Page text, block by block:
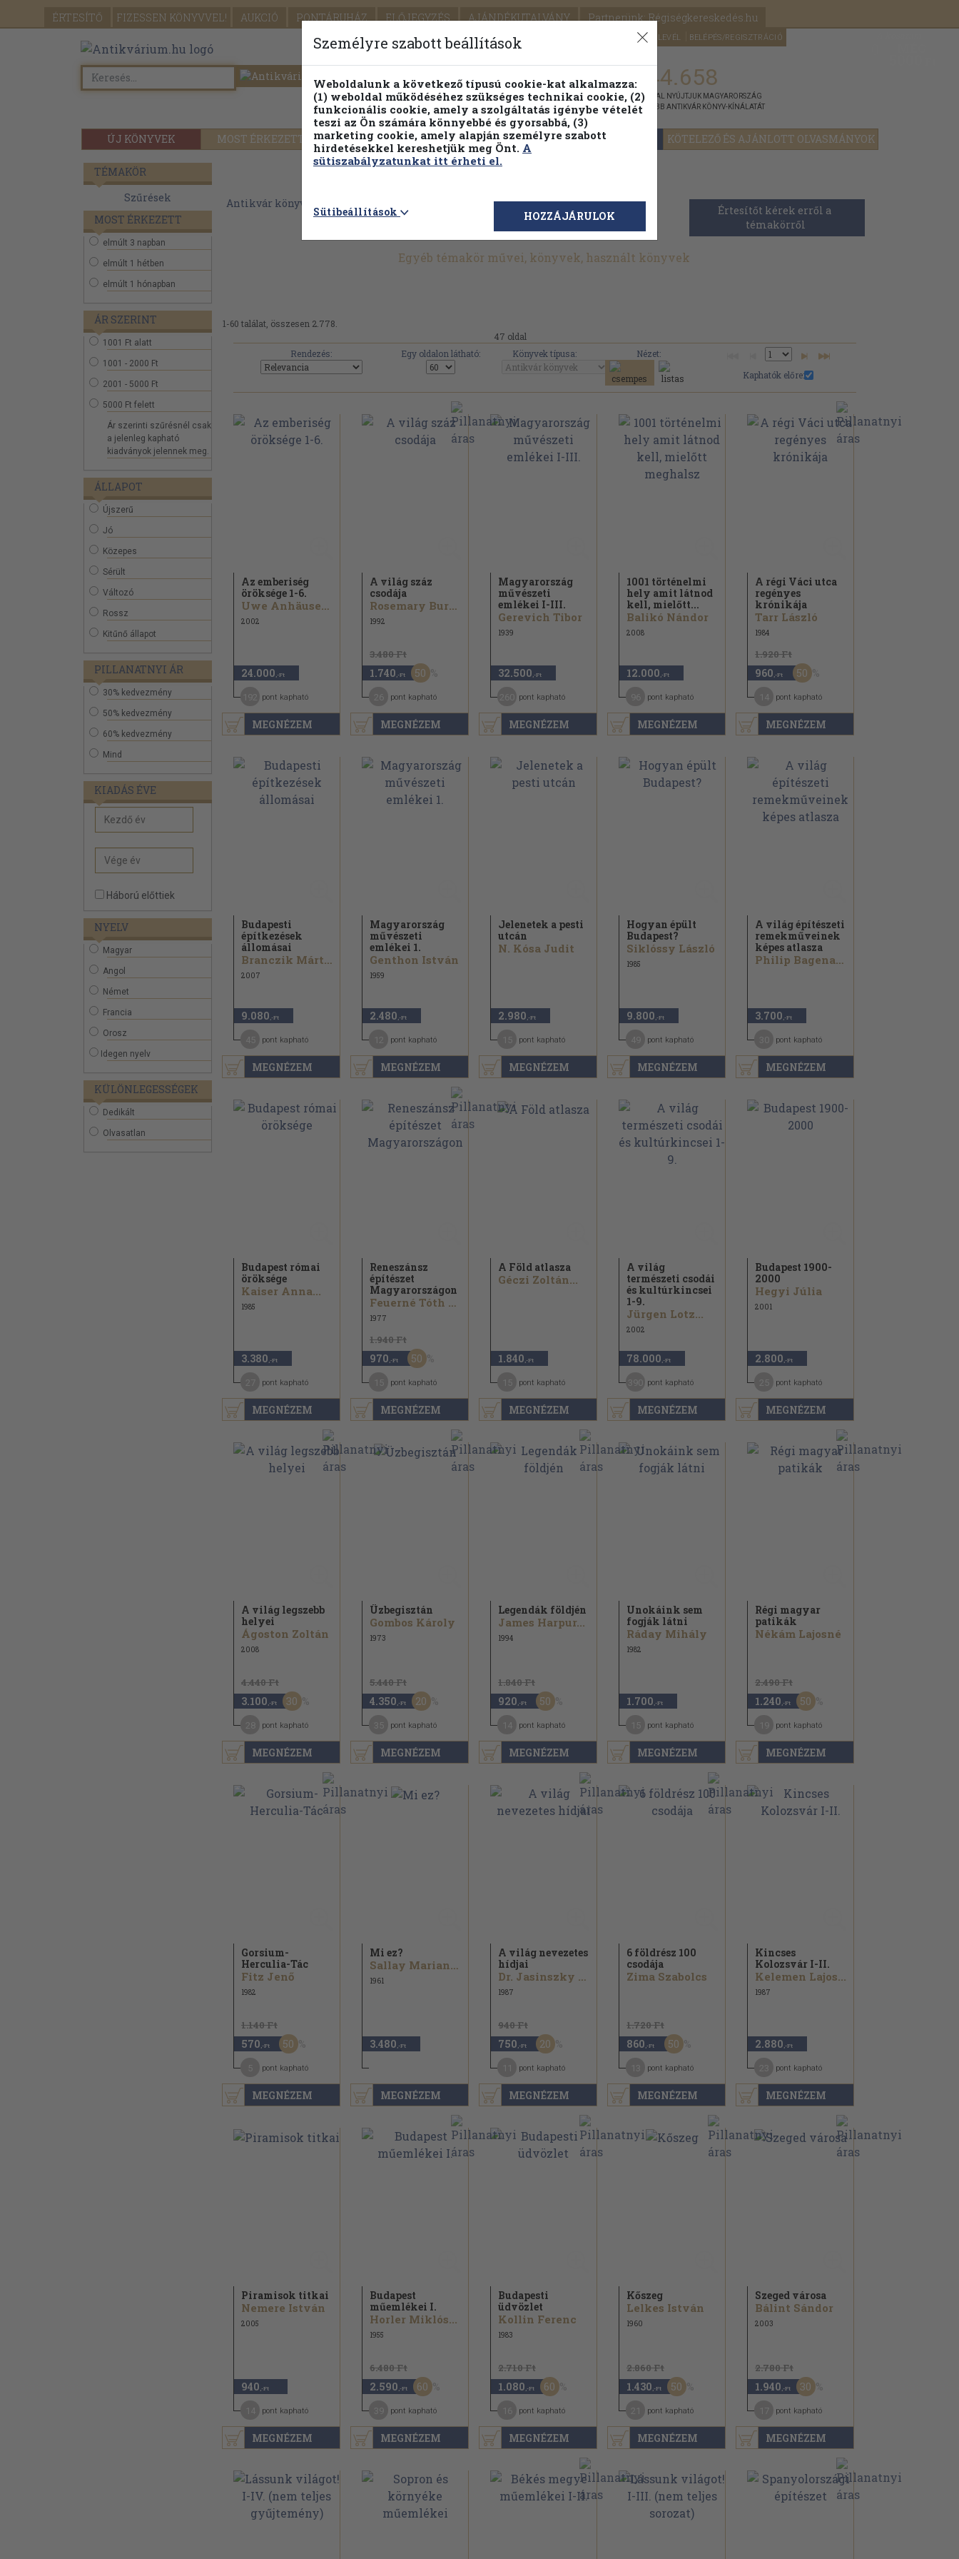
ÉRTESÍTŐ FIZESSEN KÖNYVVEL! AUKCIÓ PONTÁRUHÁZ ELŐJEGYZÉS AJÁNDÉKUTALVÁNY Partnerünk: Régiségkereskedés.hu
SEGÍTSÉG HÍRLEVÉL BELÉPÉS/REGISZTRÁCIÓ
ÚJ KÖNYVEK MOST ÉRKEZETT PILLANATNYI ÁRAINK FENNTARTHATÓ OLVASMÁNYOK KÖTELEZŐ ÉS AJÁNLOTT OLVASMÁNYOK
Részletes kereső Témaköri fa 1.144.658
KIADVÁNNYAL NYÚJTJUK MAGYARORSZÁG
LEGNAGYOBB ANTIKVÁR KÖNYV-KÍNÁLATÁT
TÉMAKÖR
Szűrések
MOST ÉRKEZETT
elmúlt 3 napban
elmúlt 1 hétben
elmúlt 1 hónapban
ÁR SZERINT
1001 Ft alatt
1001 - 2000 Ft
2001 - 5000 Ft
5000 Ft felett
Ár szerinti szűrésnél csak
a jelenleg kapható
kiadványok jelennek meg.
ÁLLAPOT
Újszerű
Jó
Közepes
Sérült
Változó
Rossz
Kitűnő állapot
PILLANATNYI ÁR
30% kedvezmény
50% kedvezmény
60% kedvezmény
Mind
KIADÁS ÉVE
Háború előttiek
NYELV
Magyar
Angol
Német
Francia
Orosz
Idegen nyelv
KÜLÖNLEGESSÉGEK
Dedikált
Olvasatlan
Antikvár könyvek Műemlékek>Egyéb
Értesítőt kérek erről a
témakörről
Egyéb témakör művei, könyvek, használt könyvek
1-60 találat, összesen 2.778.
47 oldal
Rendezés:
Egy oldalon látható: Könyvek típusa:
Nézet:
Kaphatók előre:
MEGNÉZEM
Az emberiség
öröksége 1-6.
Uwe Anhäuser...
2002
24.000 ,-Ft
pont kapható
MEGNÉZEM
A világ száz
csodája
Rosemary Burton...
1992
3.480 Ft
1.740 ,-Ft 50
pont kapható
MEGNÉZEM
Magyarország
művészeti
emlékei I-III.
Gerevich Tibor
1939
32.500 ,-Ft
pont kapható
MEGNÉZEM
1001 történelmi
hely amit látnod
kell, mielőtt...
Balikó Nándor
2008
12.000 ,-Ft
pont kapható
MEGNÉZEM
A régi Váci utca
regényes
krónikája
Tarr László
1984
1.920 Ft
960 ,-Ft 50
pont kapható
MEGNÉZEM
Budapesti
építkezések
állomásai
Branczik Márta...
2007
9.080 ,-Ft
pont kapható
MEGNÉZEM
Magyarország
művészeti
emlékei 1.
Genthon István
1959
2.480 ,-Ft
pont kapható
MEGNÉZEM
Jelenetek a pesti
utcán
N. Kósa Judit
2.980 ,-Ft
pont kapható
MEGNÉZEM
Hogyan épült
Budapest?
Siklóssy László
1985
9.800 ,-Ft
pont kapható
MEGNÉZEM
A világ építészeti
remekműveinek
képes atlasza
Philip Bagenal...
3.700 ,-Ft
pont kapható
MEGNÉZEM
Budapest római
öröksége
Kaiser Anna...
1985
3.380 ,-Ft
pont kapható
MEGNÉZEM
Reneszánsz
építészet
Magyarországon
Feuerné Tóth Rózsa
1977
1.940 Ft
970 ,-Ft 50
pont kapható
MEGNÉZEM
A Föld atlasza
Géczi Zoltán...
1.840 ,-Ft
pont kapható
MEGNÉZEM
A világ
természeti csodái
és kultúrkincsei
1-9.
Jürgen Lotz...
2002
78.000 ,-Ft
pont kapható
MEGNÉZEM
Budapest 1900-
2000
Hegyi Júlia
2001
2.800 ,-Ft
pont kapható
MEGNÉZEM
A világ legszebb
helyei
Ágoston Zoltán
2008
4.440 Ft
3.100 ,-Ft 30
pont kapható
MEGNÉZEM
Üzbegisztán
Gombos Károly
1973
5.440 Ft
4.350 ,-Ft 20
pont kapható
MEGNÉZEM
Legendák földjén
James Harpur...
1994
1.840 Ft
920 ,-Ft 50
pont kapható
MEGNÉZEM
Unokáink sem
fogják látni
Ráday Mihály
1982
1.700 ,-Ft
pont kapható
MEGNÉZEM
Régi magyar
patikák
Nékám Lajosné
2.490 Ft
1.240 ,-Ft 50
pont kapható
MEGNÉZEM
Gorsium-
Herculia-Tác
Fitz Jenő
1982
1.140 Ft
570 ,-Ft 50
pont kapható
MEGNÉZEM
Mi ez?
Sallay Marianna...
1961
3.480 ,-Ft
MEGNÉZEM
A világ nevezetes
hídjai
Dr. Jasinszky István
1987
940 Ft
750 ,-Ft 20
pont kapható
MEGNÉZEM
6 földrész 100
csodája
Zima Szabolcs
1.720 Ft
860 ,-Ft 50
pont kapható
MEGNÉZEM
Kincses
Kolozsvár I-II.
Kelemen Lajos...
1987
2.880 ,-Ft
pont kapható
MEGNÉZEM
Piramisok titkai
Nemere István
2005
940 ,-Ft
pont kapható
MEGNÉZEM
Budapest
műemlékei I.
Horler Miklós...
1955
6.480 Ft
2.590 ,-Ft 60
pont kapható
MEGNÉZEM
Budapesti
üdvözlet
Kollin Ferenc
1983
2.710 Ft
1.080 ,-Ft 60
pont kapható
MEGNÉZEM
Kőszeg
Lelkes István
1960
2.860 Ft
1.430 ,-Ft 50
pont kapható
MEGNÉZEM
Szeged városa
Bálint Sándor
2003
2.780 Ft
1.940 ,-Ft 30
pont kapható
Személyre szabott beállítások
Weboldalunk a következő típusú cookie-kat alkalmazza:
(1) weboldal működéséhez szükséges technikai cookie, (2)
funkcionális cookie, amely a szolgáltatás igénybe vételét
teszi az Ön számára könnyebbé és gyorsabbá, (3)
marketing cookie, amely alapján személyre szabott
hirdetésekkel kereshetjük meg Önt. A
sütiszabályzatunkat itt érheti el.
Sütibeállítások HOZZÁJÁRULOK